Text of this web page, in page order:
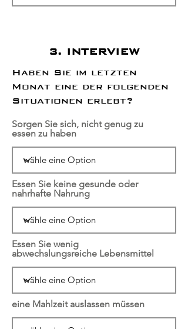
3. INTERVIEW
Haben Sie im letzten
Monat eine der folgenden
Situationen erlebt?
Sorgen Sie sich, nicht genug zu
essen zu haben
Essen Sie keine gesunde oder
nahrhafte Nahrung
Essen Sie wenig
abwechslungsreiche Lebensmittel
eine Mahlzeit auslassen müssen